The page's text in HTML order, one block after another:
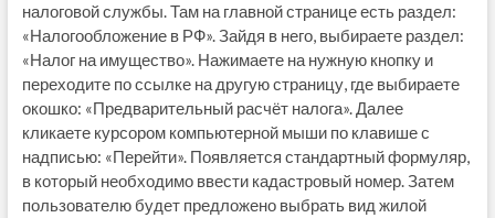
налоговой службы. Там на главной странице есть раздел:
«Налогообложение в РФ». Зайдя в него, выбираете раздел:
«Налог на имущество». Нажимаете на нужную кнопку и
переходите по ссылке на другую страницу, где выбираете
окошко: «Предварительный расчёт налога». Далее
кликаете курсором компьютерной мыши по клавише с
надписью: «Перейти». Появляется стандартный формуляр,
в который необходимо ввести кадастровый номер. Затем
пользователю будет предложено выбрать вид жилой